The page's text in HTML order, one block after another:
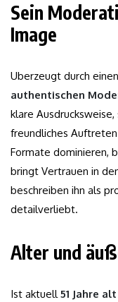
Sein
Image
Uberzeugt durch einen
authentischen
klare
freundliches
Formate dominieren,
bringt Vertrauen in
beschreiben ihn als
detailverliebt.
Alter und
Ist aktuell51 Jahre alt